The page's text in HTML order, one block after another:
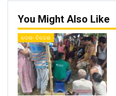
You Might Also Like
ଦେଶ- ବିଦେଶ